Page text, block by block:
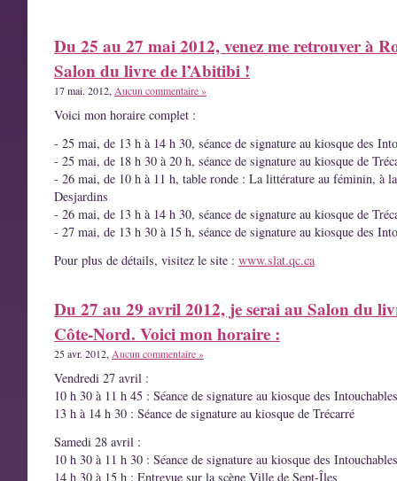
Du 25 au 27 mai 2012, venez me retrouver à
Salon du livre de l’Abitibi !
17 mai. 2012, Aucun commentaire »
Voici mon horaire complet :
- 25 mai, de 13 h à 14 h 30, séance de signature au kiosque des
- 25 mai, de 18 h 30 à 20 h, séance de signature au kiosque de
- 26 mai, de 10 h à 11 h, table ronde : La littérature au féminin, à
Desjardins
- 26 mai, de 13 h à 14 h 30, séance de signature au kiosque de
- 27 mai, de 13 h 30 à 15 h, séance de signature au kiosque des
Pour plus de détails, visitez le site : www.slat.qc.ca
Du 27 au 29 avril 2012, je serai au Salon du
Côte-Nord. Voici mon horaire :
25 avr. 2012, Aucun commentaire »
Vendredi 27 avril :
10 h 30 à 11 h 45 : Séance de signature au kiosque des Intouchables
13 h à 14 h 30 : Séance de signature au kiosque de Trécarré
Samedi 28 avril :
10 h 30 à 11 h 30 : Séance de signature au kiosque des Intouchables
14 h 30 à 15 h : Entrevue sur la scène Ville de Sept-Îles